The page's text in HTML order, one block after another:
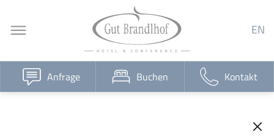
Anfrage Buchen Kontakt
EN